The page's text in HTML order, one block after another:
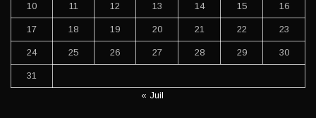
10 11 12 13 14 15 16
17 18 19 20 21 22 23
24 25 26 27 28 29 30
31
« Juil